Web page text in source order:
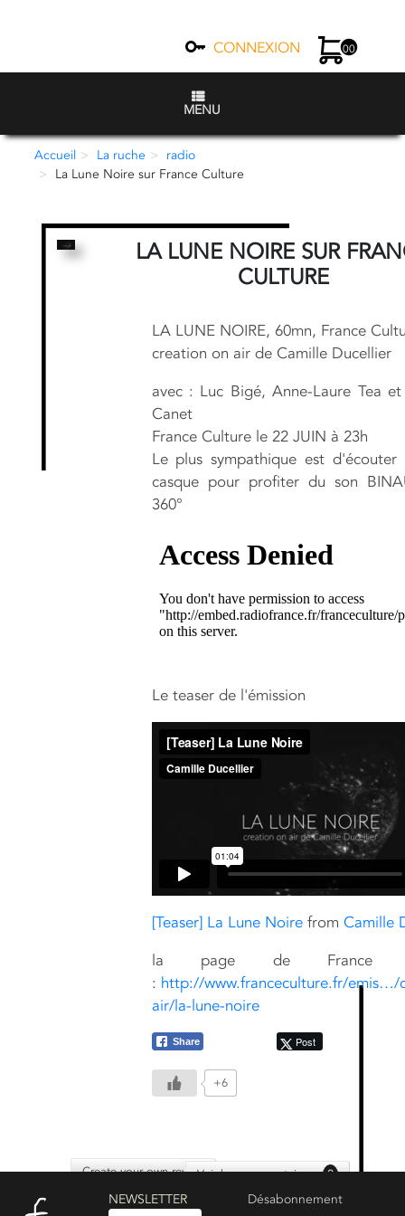
CONNEXION 00
MENU
Accueil La ruche
radio
La Lune Noire sur France Culture
LA LUNE NOIRE SUR
CULTURE
LA LUNE NOIRE, 60mn, France
creation on air de Camille Ducellier
avec : Luc Bigé, Anne-Laure Tea
Canet
France Culture le 22 JUIN à 23h
Le plus sympathique est d'écouter
casque pour profiter du son
360°
Le teaser de l'émission
[Teaser] La Lune Noirefrom Camille
la page de France
: http://www.franceculture.fr/emis…/
air/la-lune-noire
Share Post
+6
Create your own reviewVoir les commentaires : 2
NEWSLETTER Désabonnement